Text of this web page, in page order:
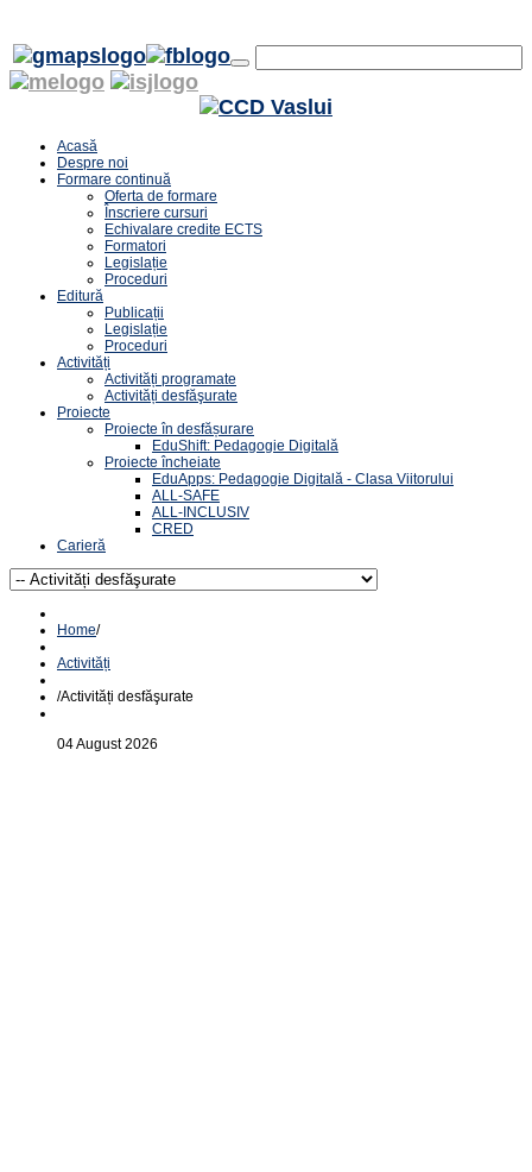
Acasă
Despre noi
Formare continuă
Oferta de formare
Înscriere cursuri
Echivalare credite ECTS
Formatori
Legislație
Proceduri
Editură
Publicații
Legislație
Proceduri
Activități
Activități programate
Activități desfăşurate
Proiecte
Proiecte în desfășurare
EduShift: Pedagogie Digitală
Proiecte încheiate
EduApps: Pedagogie Digitală - Clasa Viitorului
ALL-SAFE
ALL-INCLUSIV
CRED
Carieră
Home/
Activități
/Activități desfăşurate
04 August 2026